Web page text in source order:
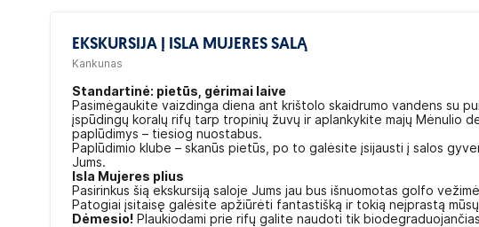
EKSKURSIJA Į ISLA MUJERES SALĄ
Kankunas
Standartinė: pietūs, gėrimai laive
Pasimėgaukite vaizdinga diena ant krištolo skaidrumo vandens su
įspūdingų koralų rifų tarp tropinių žuvų ir aplankykite majų Mėnulio
paplūdimys – tiesiog nuostabus.
Paplūdimio klube – skanūs pietūs, po to galėsite įsijausti į salos
Jums.
Isla Mujeres plius
Pasirinkus šią ekskursiją saloje Jums jau bus išnuomotas golfo
Patogiai įsitaisę galėsite apžiūrėti fantastišką ir tokią neįprastą
Dėmesio! Plaukiodami prie rifų galite naudoti tik